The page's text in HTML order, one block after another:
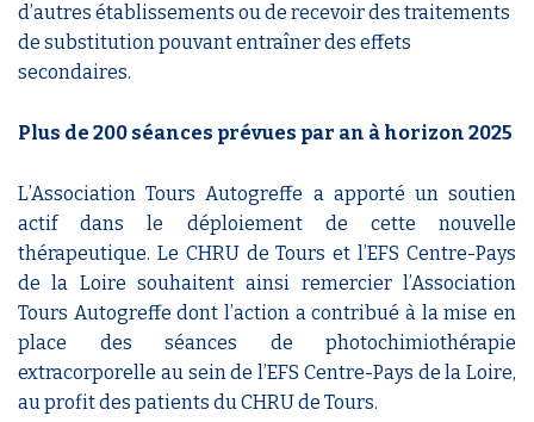
d’autres établissements ou de recevoir des traitements
de substitution pouvant entraîner des effets
secondaires.
Plus de 200 séances prévues par an à horizon 2025
L’Association Tours Autogreffe a apporté un soutien
actif dans le déploiement de cette nouvelle
thérapeutique. Le CHRU de Tours et l’EFS Centre-Pays
de la Loire souhaitent ainsi remercier l’Association
Tours Autogreffe dont l’action a contribué à la mise en
place des séances de photochimiothérapie
extracorporelle au sein de l’EFS Centre-Pays de la Loire,
au profit des patients du CHRU de Tours.